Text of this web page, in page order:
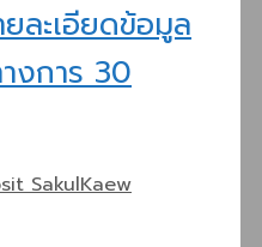
ละเอียดข้อมูล
งการ 30
SakulKaew